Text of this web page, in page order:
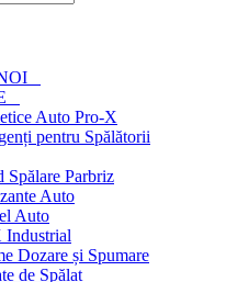
Auto Pro-X
pentru Spălătorii
Spălare Parbriz
Auto
Auto
Industrial
Dozare și Spumare
de Spălat